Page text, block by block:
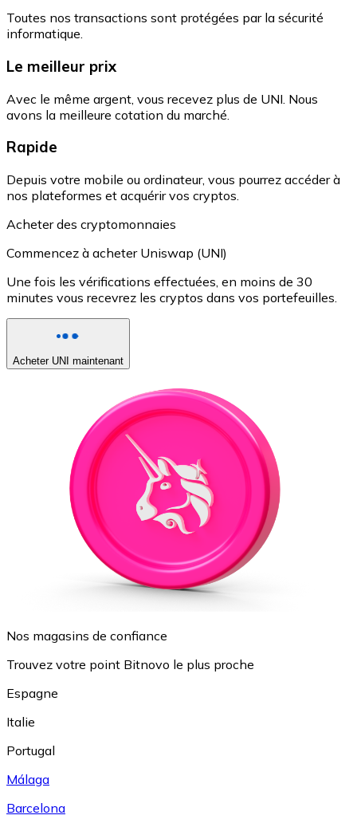
Toutes nos transactions sont protégées par la sécurité
informatique.
Le meilleur prix
Avec le même argent, vous recevez plus de UNI. Nous
avons la meilleure cotation du marché.
Rapide
Depuis votre mobile ou ordinateur, vous pourrez accéder à
nos plateformes et acquérir vos cryptos.
Acheter des cryptomonnaies
Commencez à acheter Uniswap (UNI)
Une fois les vérifications effectuées, en moins de 30
minutes vous recevrez les cryptos dans vos portefeuilles.
Acheter UNI maintenant
Nos magasins de confiance
Trouvez votre point Bitnovo le plus proche
Espagne
Italie
Portugal
Málaga
Barcelona